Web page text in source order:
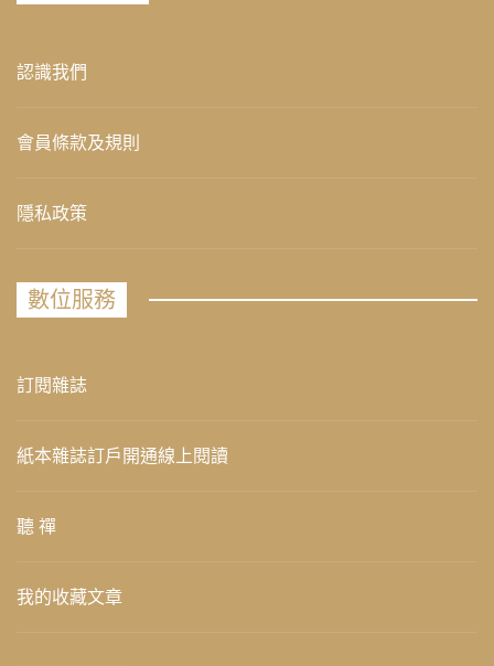
認識我們
會員條款及規則
隱私政策
數位服務
訂閱雜誌
紙本雜誌訂戶開通線上閱讀
聽 禪
我的收藏文章